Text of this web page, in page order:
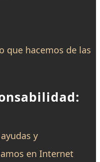
que hacemos de las
y
en Internet